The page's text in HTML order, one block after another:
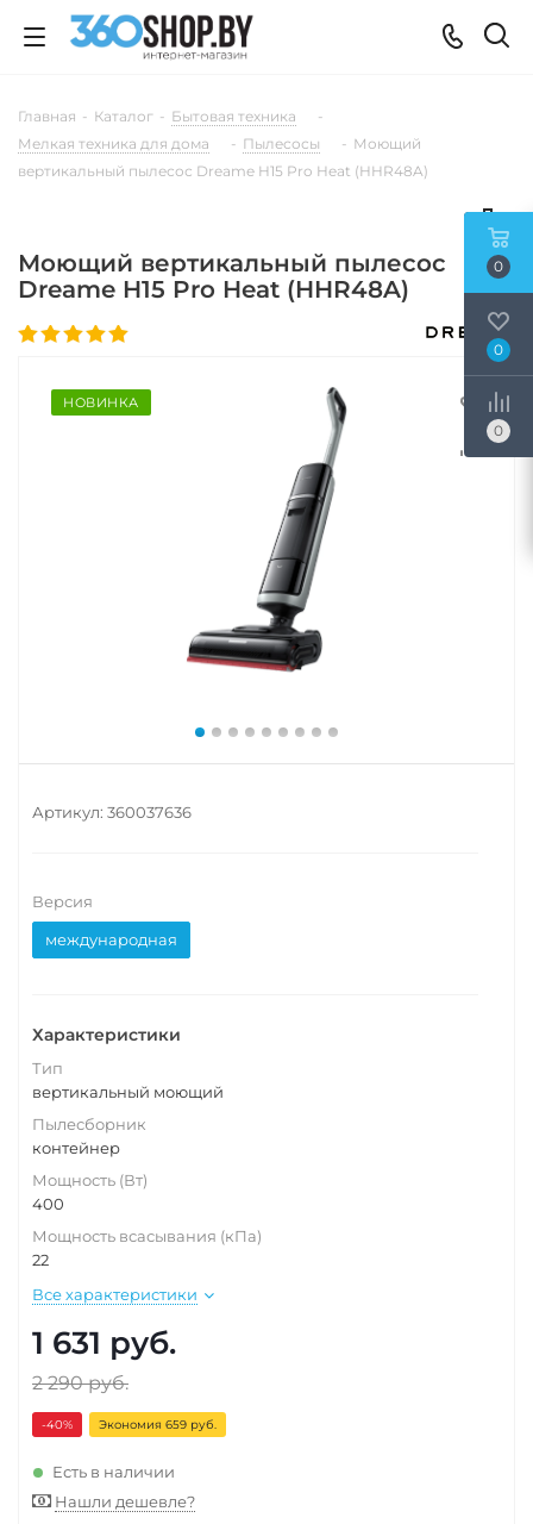
Главная - Каталог - Бытовая техника
-
Мелкая техника для дома
- Пылесосы - Моющий
вертикальный пылесос Dreame H15 Pro Heat (HHR48A)
Моющий вертикальный пылесос
Dreame H15 Pro Heat (HHR48A)
НОВИНКА
Артикул: 360037636
Версия
международная
Характеристики
Тип
вертикальный моющий
Пылесборник
контейнер
Мощность (Вт)
400
Мощность всасывания (кПа)
22
Все характеристики
1 631 руб.
2 290руб.
-40% Экономия 659 руб.
Есть в наличии
Нашли дешевле?
0
0
0